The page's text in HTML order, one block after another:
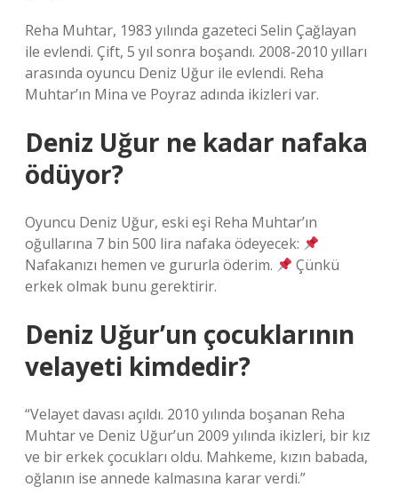
Reha Muhtar, 1983 yılında gazeteci Selin Çağlayan
ile evlendi. Çift, 5 yıl sonra boşandı. 2008-2010 yılları
arasında oyuncu Deniz Uğur ile evlendi. Reha
Muhtar’ın Mina ve Poyraz adında ikizleri var.
Deniz Uğur ne kadar nafaka
ödüyor?
Oyuncu Deniz Uğur, eski eşi Reha Muhtar’ın
oğullarına 7 bin 500 lira nafaka ödeyecek:
Nafakanızı hemen ve gururla öderim.
Çünkü
erkek olmak bunu gerektirir.
Deniz Uğur’un çocuklarının
velayeti kimdedir?
“Velayet davası açıldı. 2010 yılında boşanan Reha
Muhtar ve Deniz Uğur’un 2009 yılında ikizleri, bir kız
ve bir erkek çocukları oldu. Mahkeme, kızın babada,
oğlanın ise annede kalmasına karar verdi.”